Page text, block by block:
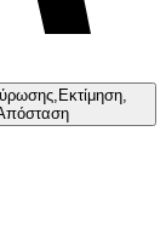
Απόσταση